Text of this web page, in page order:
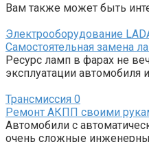
Вам также может быть
Электрооборудование
Самостоятельная замена
Ресурс ламп в фарах не
эксплуатации автомобиля
Трансмиссия 0
Ремонт АКПП своими
Автомобили с
очень сложные